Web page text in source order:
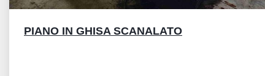
PIANO IN GHISA SCANALATO